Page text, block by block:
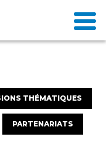
THÉMATIQUES
PARTENARIATS